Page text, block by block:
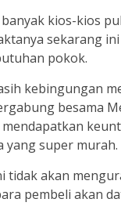
kios-kios
sekarang
pokok.
kebingungan
besama
yang super murah.
tidak akan
pembeli akan